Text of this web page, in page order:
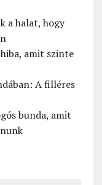
a halat, hogy
amit szinte
A filléres
bunda, amit